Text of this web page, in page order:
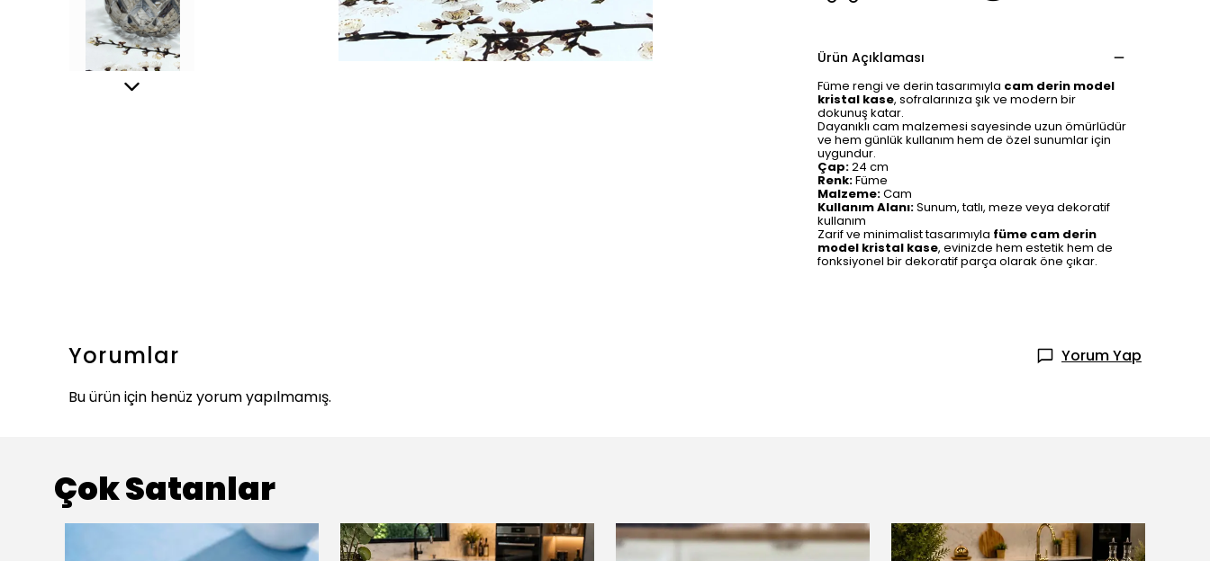
Ürün Açıklaması
Füme rengi ve derin tasarımıyla cam derin model
kristal kase, sofralarınıza şık ve modern bir
dokunuş katar.
Dayanıklı cam malzemesi sayesinde uzun ömürlüdür
ve hem günlük kullanım hem de özel sunumlar için
uygundur.
Çap:24 cm
Renk:Füme
Malzeme:Cam
Kullanım Alanı:Sunum, tatlı, meze veya dekoratif
kullanım
Zarif ve minimalist tasarımıyla füme cam derin
model kristal kase, evinizde hem estetik hem de
fonksiyonel bir dekoratif parça olarak öne çıkar.
Yorumlar
Yorum Yap
Bu ürün için henüz yorum yapılmamış.
Çok Satanlar